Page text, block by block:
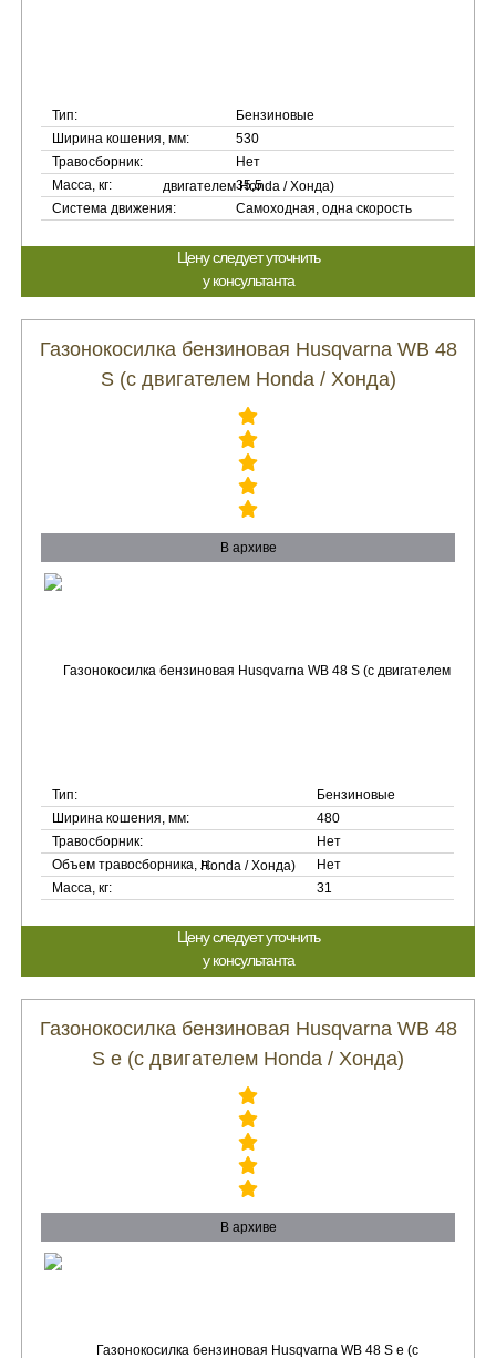
Тип:
Бензиновые
Ширина кошения, мм:
530
Травосборник:
Нет
Масса, кг:
35,5
Система движения:
Самоходная, одна скорость
Цену следует уточнить
у консультанта
Газонокосилка бензиновая Husqvarna WB 48
S (с двигателем Honda / Хонда)
В архиве
Тип:
Бензиновые
Ширина кошения, мм:
480
Травосборник:
Нет
Объем травосборника, л:
Нет
Масса, кг:
31
Цену следует уточнить
у консультанта
Газонокосилка бензиновая Husqvarna WB 48
S e (с двигателем Honda / Хонда)
В архиве